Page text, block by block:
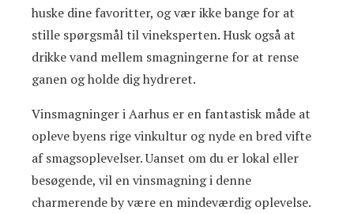
huske dine favoritter, og vær ikke bange for at
stille spørgsmål til vineksperten. Husk også at
drikke vand mellem smagningerne for at rense
ganen og holde dig hydreret.
Vinsmagninger i Aarhus er en fantastisk måde at
opleve byens rige vinkultur og nyde en bred vifte
af smagsoplevelser. Uanset om du er lokal eller
besøgende, vil en vinsmagning i denne
charmerende by være en mindeværdig oplevelse.